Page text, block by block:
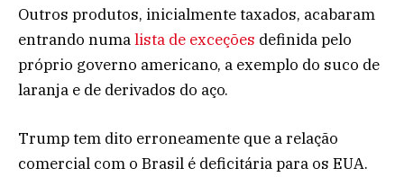
Outros produtos, inicialmente taxados, acabaram
entrando numalista de exceções definida pelo
próprio governo americano, a exemplo do suco de
laranja e de derivados do aço.
Trump tem dito erroneamente que a relação
comercial com o Brasil é deficitária para os EUA.